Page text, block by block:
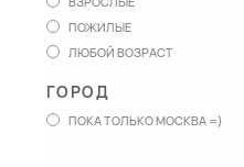
ПОЖИЛЫЕ
ЛЮБОЙ ВОЗРАСТ
ГОРОД
ПОКА ТОЛЬКО МОСКВА =)